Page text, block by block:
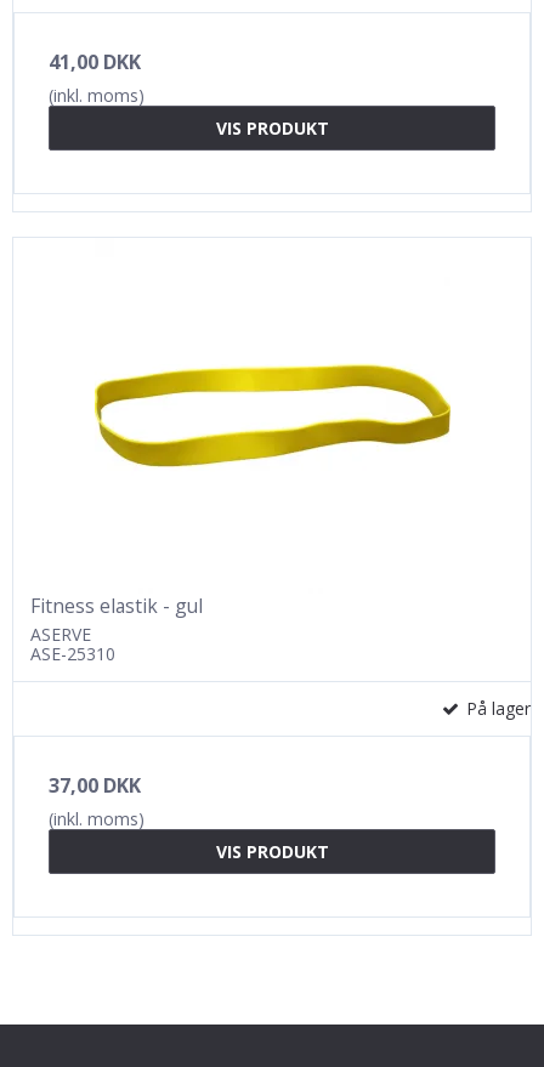
41,00 DKK
(inkl. moms)
VIS PRODUKT
Fitness elastik - gul
ASERVE
ASE-25310
På lager
37,00 DKK
(inkl. moms)
VIS PRODUKT